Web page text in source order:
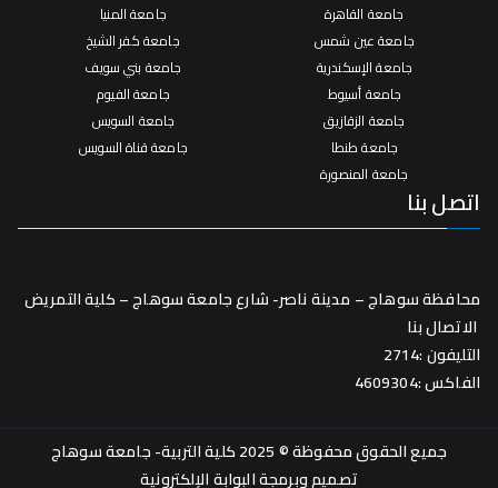
جامعة القاهرة
جامعة عين شمس
جامعة الإسكندرية
جامعة أسيوط
جامعة الزقازيق
جامعة طنطا
جامعة المنصورة
جامعة المنيا
جامعة كفر الشيخ
جامعة بني سويف
جامعة الفيوم
جامعة السويس
جامعة قناة السويس
اتصل بنا
محافظة سوهاج – مدينة ناصر- شارع جامعة سوهاج – كلية التمريض
الاتصال بنا
التليفون :2714
الفاكس :4609304
جميع الحقوق محفوظة © 2025 كلية التربية- جامعة سوهاج
تصميم وبرمجةالبوابة الإلكترونية